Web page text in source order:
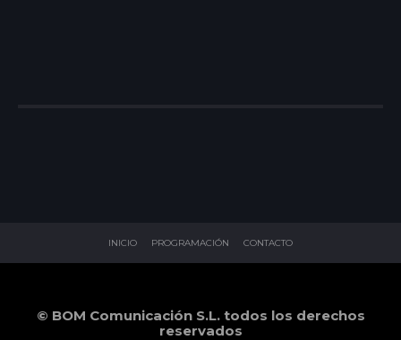
INICIO PROGRAMACIÓN CONTACTO
© BOM Comunicación S.L. todos los derechos
reservados